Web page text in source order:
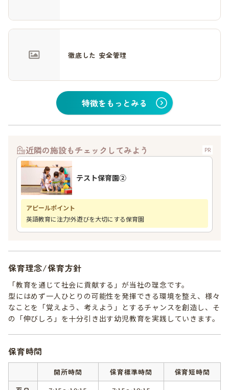
徹底した 安全管理
特徴をもっとみる
近隣の施設もチェックしてみよう PR
テスト保育園②
アピールポイント
英語教育に注力!外遊びを大切にする保育園
保育理念/保育方針
「教育を通じて社会に貢献する」が当社の理念です。
型にはめず一人ひとりの可能性を発揮できる環境を整え、様々
なことを「覚えよう、考えよう」とするチャンスを創造し、そ
の「伸びしろ」を十分引き出す幼児教育を実践していきます。
保育時間
開所時間 保育標準時間
保育短時間